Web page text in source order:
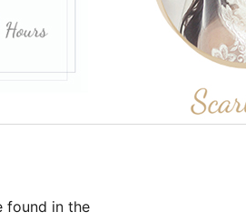
found in the